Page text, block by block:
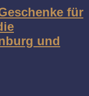
für
und